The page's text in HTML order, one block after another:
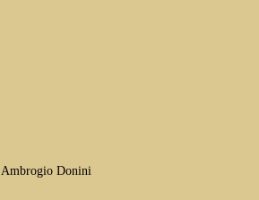
Ambrogio Donini